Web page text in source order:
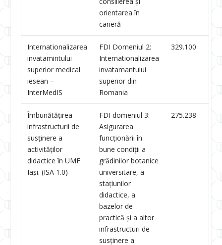
orientarea în
carieră
Internationalizarea
invatamintului
superior medical
iesean –
InterMedIS
FDI Domeniul 2:
Internationalizarea
invatamantului
superior din
Romania
329.100
Îmbunătățirea
infrastructurii de
susținere a
activităților
didactice în UMF
Iași. (ISA 1.0)
FDI domeniul 3:
Asigurarea
funcționării în
bune condiții a
grădinilor botanice
universitare, a
stațiunilor
didactice, a
bazelor de
practică și a altor
infrastructuri de
susținere a
275.238